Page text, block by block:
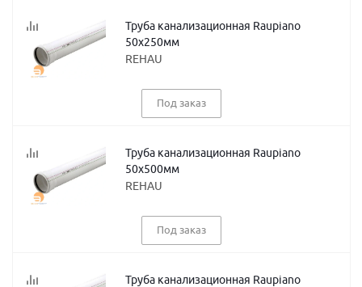
Труба канализационная Raupiano
50х250мм
REHAU
Под заказ
Труба канализационная Raupiano
50х500мм
REHAU
Под заказ
Труба канализационная Raupiano